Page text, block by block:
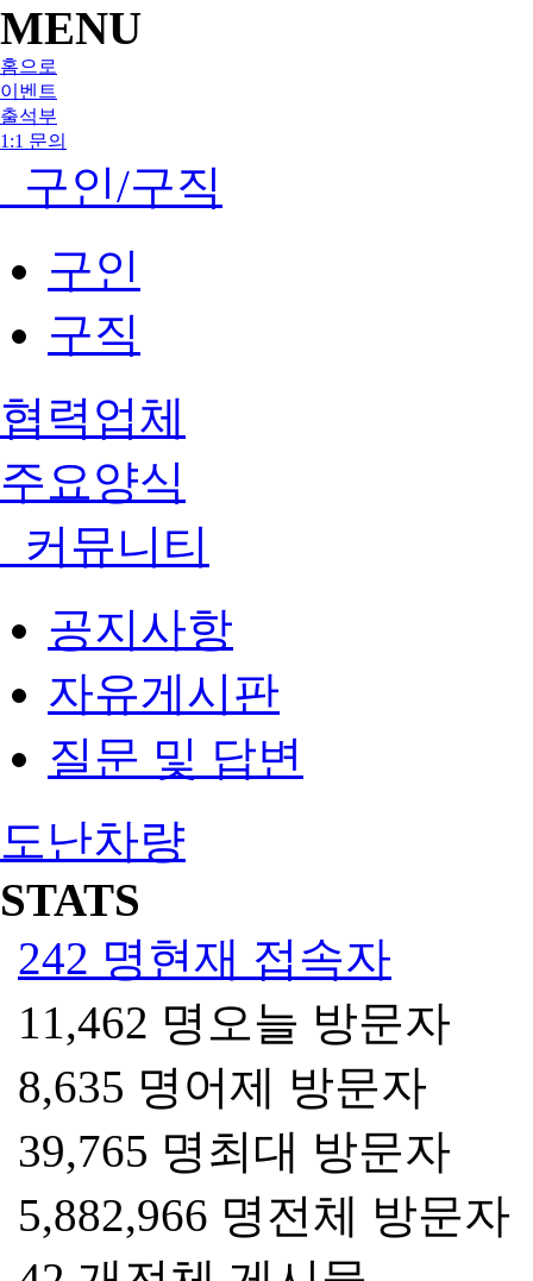
MENU
홈으로
이벤트
출석부
1:1 문의
구인/구직
구인
구직
협력업체
주요양식
커뮤니티
공지사항
자유게시판
질문 및 답변
도난차량
STATS
242 명현재 접속자
11,462 명오늘 방문자
8,635 명어제 방문자
39,765 명최대 방문자
5,882,966 명전체 방문자